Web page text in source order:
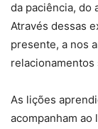
da paciência, do
Através dessas
presente, a nos
As lições
acompanham ao